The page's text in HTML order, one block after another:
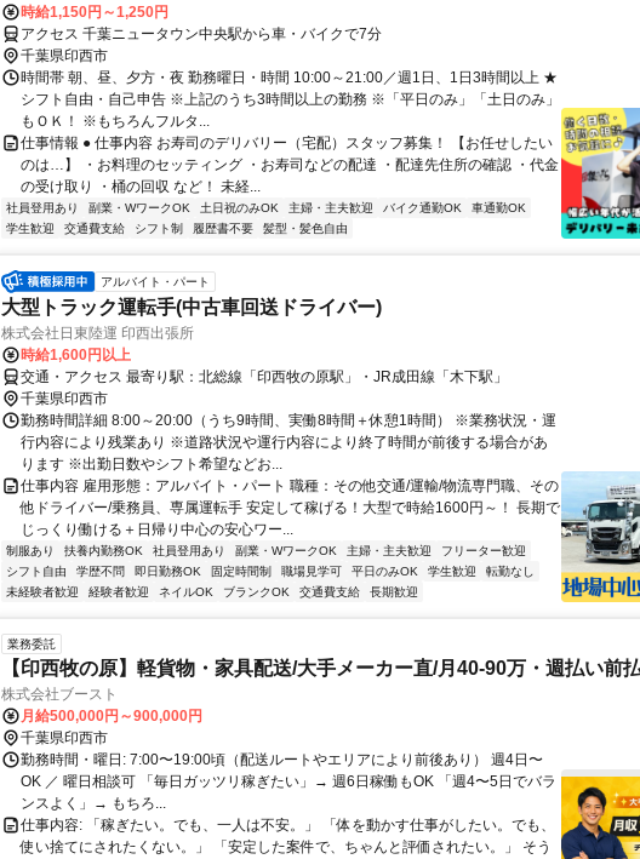
時給1,150円～1,250円
アクセス 千葉ニュータウン中央駅から車・バイクで7分
千葉県印西市
時間帯 朝、昼、夕方・夜 勤務曜日・時間 10:00～21:00／週1日、1日3時間以上 ★
シフト自由・自己申告 ※上記のうち3時間以上の勤務 ※「平日のみ」「土日のみ」
もＯＫ！ ※もちろんフルタ...
仕事情報 ● 仕事内容 お寿司のデリバリー（宅配）スタッフ募集！ 【お任せしたい
のは…】 ・お料理のセッティング ・お寿司などの配達 ・配達先住所の確認 ・代金
の受け取り ・桶の回収 など！ 未経...
社員登用あり 副業・WワークOK 土日祝のみOK 主婦・主夫歓迎 バイク通勤OK
車通勤OK
学生歓迎
交通費支給 シフト制 履歴書不要 髪型・髪色自由
アルバイト・パート
大型トラック運転手(中古車回送ドライバー)
株式会社日東陸運 印西出張所
時給1,600円以上
交通・アクセス 最寄り駅：北総線「印西牧の原駅」・JR成田線「木下駅」
千葉県印西市
勤務時間詳細 8:00～20:00（うち9時間、実働8時間＋休憩1時間） ※業務状況・運
行内容により残業あり ※道路状況や運行内容により終了時間が前後する場合があ
ります ※出勤日数やシフト希望などお...
仕事内容 雇用形態：アルバイト・パート 職種：その他交通/運輸/物流専門職、その
他ドライバー/乗務員、専属運転手 安定して稼げる！大型で時給1600円～！ 長期で
じっくり働ける＋日帰り中心の安心ワー...
制服あり 扶養内勤務OK 社員登用あり 副業・WワークOK 主婦・主夫歓迎
フリーター歓迎
シフト自由
学歴不問 即日勤務OK 固定時間制 職場見学可 平日のみOK 学生歓迎
転勤なし
未経験者歓迎
経験者歓迎 ネイルOK ブランクOK 交通費支給 長期歓迎
業務委託
【印西牧の原】軽貨物・家具配送/大手メーカー直/月40-90万・週払い前
株式会社ブースト
月給500,000円～900,000円
千葉県印西市
勤務時間・曜日: 7:00〜19:00頃（配送ルートやエリアにより前後あり） 週4日〜
OK ／ 曜日相談可 「毎日ガッツリ稼ぎたい」→ 週6日稼働もOK 「週4〜5日でバラ
ンスよく」→ もちろ...
仕事内容: 「稼ぎたい。でも、一人は不安。」 「体を動かす仕事がしたい。でも、
使い捨てにされたくない。」 「安定した案件で、ちゃんと評価されたい。」 そう